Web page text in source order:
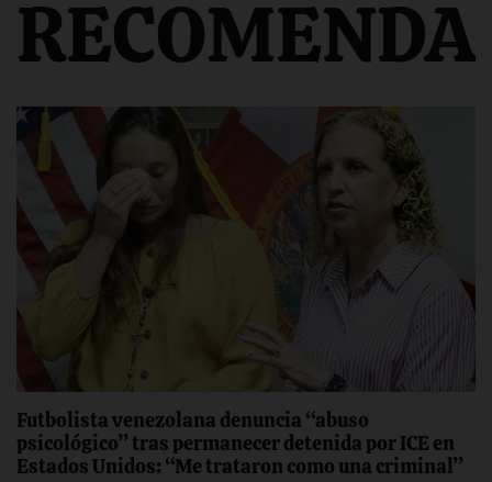
Futbolista venezolana denuncia “abuso
psicológico” tras permanecer detenida por ICE en
Estados Unidos: “Me trataron como una criminal”